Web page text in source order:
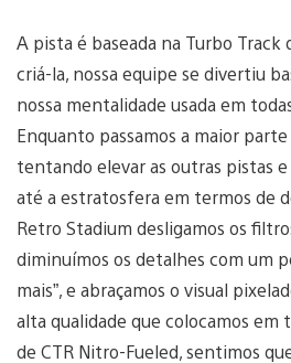
A pista é baseada na Turbo Track
criá-la, nossa equipe se divertiu
nossa mentalidade usada em
Enquanto passamos a maior
tentando elevar as outras pistas e
até a estratosfera em termos de
Retro Stadium desligamos os
diminuímos os detalhes com um
mais”, e abraçamos o visual
alta qualidade que colocamos em
de CTR Nitro-Fueled, sentimos